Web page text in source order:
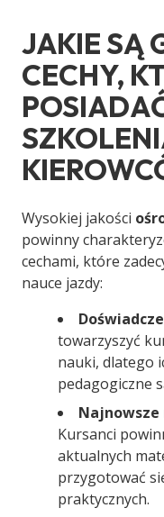
JAKIE SĄ
CECHY,
Wysokiej jakości
powinny
cechami, które
nauce jazdy:
towarzyszyć
nauki, dlatego
pedagogiczne
Kursanci
aktualnych
przygotować
praktycznych.